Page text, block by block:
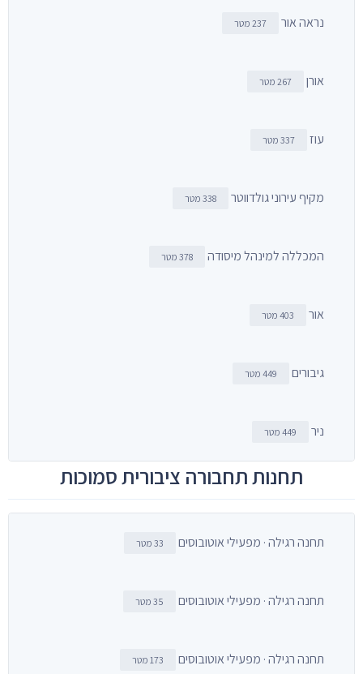
נראה אור 237 מטר
אורן 267 מטר
עוז 337 מטר
מקיף עירוני גולדווטר 338 מטר
המכללה למינהל מיסודה 378 מטר
אור 403 מטר
גיבורים 449 מטר
ניר 449 מטר
תחנות תחבורה ציבורית סמוכות
תחנה רגילה · מפעילי אוטובוסים 33 מטר
תחנה רגילה · מפעילי אוטובוסים 35 מטר
תחנה רגילה · מפעילי אוטובוסים 173 מטר